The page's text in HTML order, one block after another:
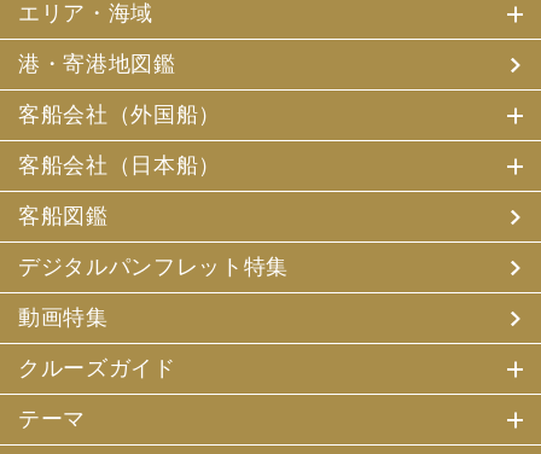
エリア・海域
港・寄港地図鑑
客船会社（外国船）
客船会社（日本船）
客船図鑑
デジタルパンフレット特集
動画特集
クルーズガイド
テーマ